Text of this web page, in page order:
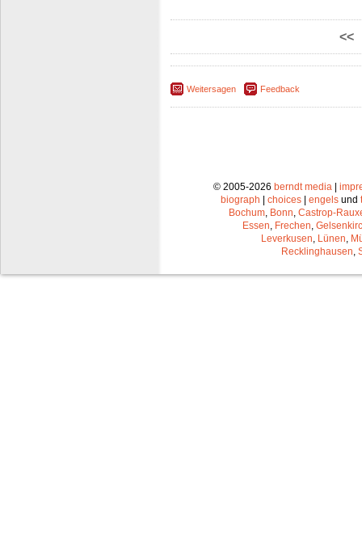
<<
Weitersagen Feedback
© 2005-2026 berndt media |
biograph | choices | engels und
Bochum Bonn Castrop-
Essen Frechen
Leverkusen Lünen
Recklinghausen